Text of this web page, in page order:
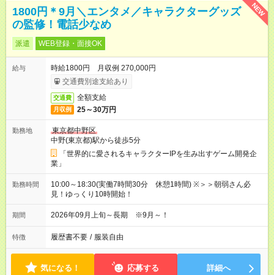
NEW
1800円＊9月＼エンタメ／キャラクターグッズ
の監修！電話少なめ
派遣 WEB登録・面接OK
給与
時給1800円 月収例 270,000円
交通費別途支給あり
交通費 全額支給
月収例 25～30万円
勤務地
東京都中野区
中野(東京都)駅から徒歩5分
「世界的に愛されるキャラクターIPを生み出すゲーム開発企
業」
勤務時間
10:00～18:30(実働7時間30分 休憩1時間) ※＞＞朝弱さん必
見！ゆっくり10時開始！
期間 2026年09月上旬～長期 ※9月～！
特徴 履歴書不要 / 服装自由
気になる！ 応募する 詳細へ